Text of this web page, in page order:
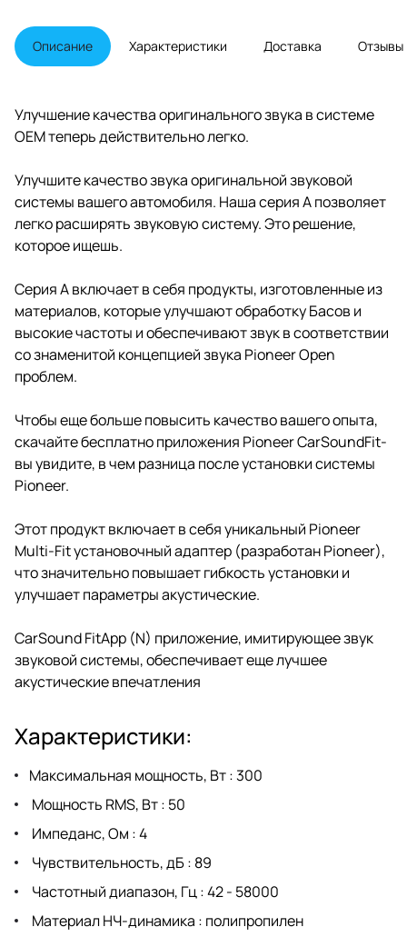
-Композитный конус IMPP™. Тип
звуковой катушки - Медь.
Звуковая катуш
Описание Характеристики Доставка Отзывы
Улучшение качества оригинального звука в системе
OEM теперь действительно легко.
Улучшите качество звука оригинальной звуковой
системы вашего автомобиля. Наша серия A позволяет
легко расширять звуковую систему. Это решение,
которое ищешь.
Серия A включает в себя продукты, изготовленные из
материалов, которые улучшают обработку Басов и
высокие частоты и обеспечивают звук в соответствии
со знаменитой концепцией звука Pioneer Open
проблем.
Чтобы еще больше повысить качество вашего опыта,
скачайте бесплатно приложения Pioneer CarSoundFit-
вы увидите, в чем разница после установки системы
Pioneer.
Этот продукт включает в себя уникальный Pioneer
Multi-Fit установочный адаптер (разработан Pioneer),
что значительно повышает гибкость установки и
улучшает параметры акустические.
CarSound FitApp (N) приложение, имитирующее звук
звуковой системы, обеспечивает еще лучшее
акустические впечатления
Характеристики:
Максимальная мощность, Вт : 300
Мощность RMS, Вт : 50
Импеданс, Ом : 4
Чувствительность, дБ : 89
Частотный диапазон, Гц : 42 - 58000
Материал НЧ-динамика : полипропилен